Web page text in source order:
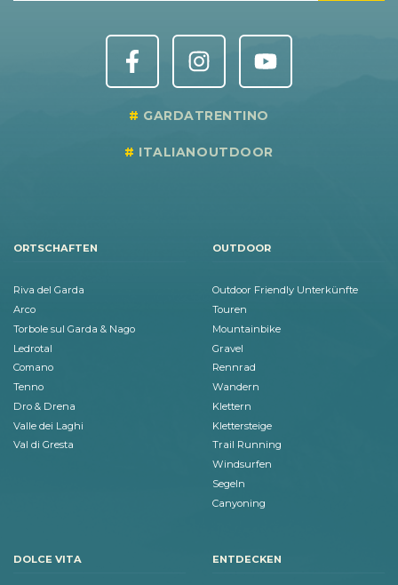
GARDATRENTINO
ITALIANOUTDOOR
ORTSCHAFTEN
Riva del Garda
Arco
Torbole sul Garda & Nago
Ledrotal
Comano
Tenno
Dro & Drena
Valle dei Laghi
Val di Gresta
OUTDOOR
Outdoor Friendly Unterkünfte
Touren
Mountainbike
Gravel
Rennrad
Wandern
Klettern
Klettersteige
Trail Running
Windsurfen
Segeln
Canyoning
DOLCE VITA ENTDECKEN